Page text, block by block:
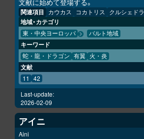
文献に始めて登場する。
関連項目 カウカス コカトリス クルシェドラ
地域・カテゴリ
東・中央ヨーロッパ バルト地域
キーワード
蛇・龍・ドラゴン 有翼 火・炎
文献
11 42
Last-update:
2026-02-09
アイニ
Aini